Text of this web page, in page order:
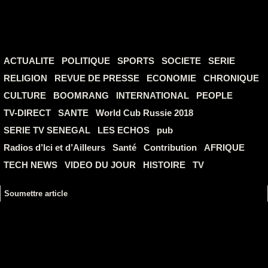
ACTUALITE POLITIQUE SPORTS SOCIETE
SERIE
RELIGION
REVUE DE PRESSE ECONOMIE
CHRONIQUE
CULTURE
BOOMRANG INTERNATIONAL
PEOPLE
TV-DIRECT
SANTE
World Cub Russie 2018
SERIE TV SENEGAL
LES ECHOS
pub
Radios d’Ici et d’Ailleurs
Santé Contribution
AFRIQUE
TECH NEWS
VIDEO DU JOUR HISTOIRE TV
Soumettre article